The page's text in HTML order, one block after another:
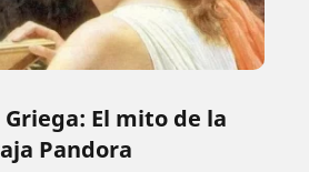
El mito de la
Pandora